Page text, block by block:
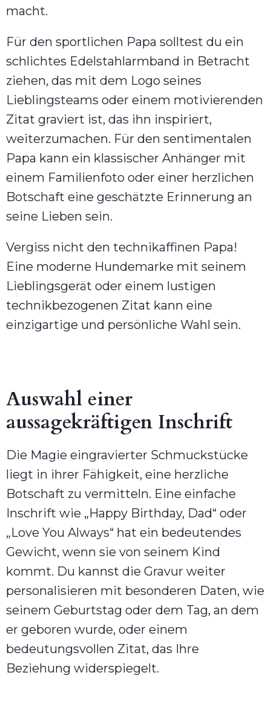
macht.
Für den sportlichen Papa solltest du ein
schlichtes Edelstahlarmband in Betracht
ziehen, das mit dem Logo seines
Lieblingsteams oder einem motivierenden
Zitat graviert ist, das ihn inspiriert,
weiterzumachen. Für den sentimentalen
Papa kann ein klassischer Anhänger mit
einem Familienfoto oder einer herzlichen
Botschaft eine geschätzte Erinnerung an
seine Lieben sein.
Vergiss nicht den technikaffinen Papa!
Eine moderne Hundemarke mit seinem
Lieblingsgerät oder einem lustigen
technikbezogenen Zitat kann eine
einzigartige und persönliche Wahl sein.
Auswahl einer
aussagekräftigen Inschrift
Die Magie eingravierter Schmuckstücke
liegt in ihrer Fähigkeit, eine herzliche
Botschaft zu vermitteln. Eine einfache
Inschrift wie „Happy Birthday, Dad“ oder
„Love You Always“ hat ein bedeutendes
Gewicht, wenn sie von seinem Kind
kommt. Du kannst die Gravur weiter
personalisieren mit besonderen Daten, wie
seinem Geburtstag oder dem Tag, an dem
er geboren wurde, oder einem
bedeutungsvollen Zitat, das Ihre
Beziehung widerspiegelt.